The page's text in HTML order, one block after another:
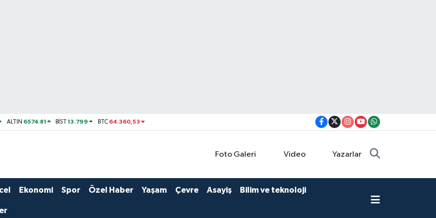
ALTIN 6574.81 BİST13.799 BTC 64.360,53
Foto Galeri Video Yazarlar
Ekonomi Spor Özel Haber Yaşam Çevre Asayiş Bilim ve teknoloji